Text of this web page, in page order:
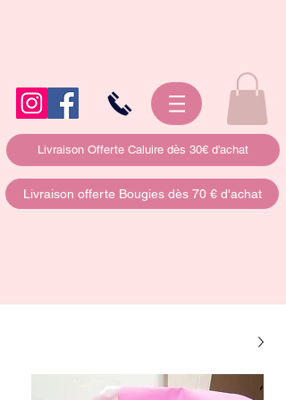
Livraison Offerte Caluire dès 30€ d'achat
Livraison offerte Bougies dès 70 € d'achat